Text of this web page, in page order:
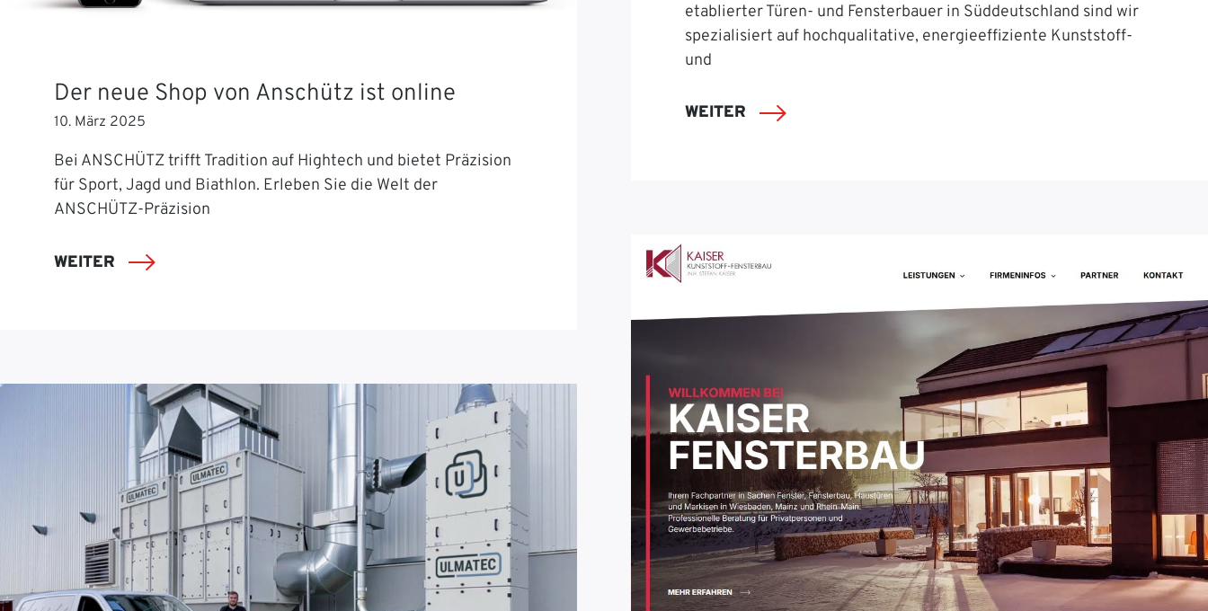
Der neue Shop von Anschütz ist online
10. März 2025
Bei ANSCHÜTZ trifft Tradition auf Hightech und bietet Präzision
für Sport, Jagd und Biathlon. Erleben Sie die Welt der
ANSCHÜTZ-Präzision
WEITER
etablierter Türen- und Fensterbauer in Süddeutschland sind wir
spezialisiert auf hochqualitative, energieeffiziente Kunststoff-
und
WEITER